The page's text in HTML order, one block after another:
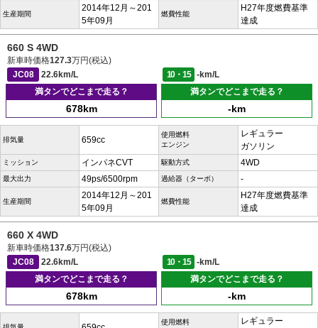
生産期間
2014年12月～201
5年09月
燃費性能
H27年度燃費基準
達成
660 S 4WD
新車時価格127.3万円(税込)
JC08
22.6km/L 10・15
-km/L
満タンでどこまで走る？
678km
満タンでどこまで走る？
-km
排気量 659cc
使用燃料
エンジン
レギュラー
ガソリン
ミッション インパネCVT 駆動方式 4WD
最大出力 49ps/6500rpm 過給器（ターボ） -
生産期間
2014年12月～201
5年09月
燃費性能
H27年度燃費基準
達成
660 X 4WD
新車時価格137.6万円(税込)
JC08
22.6km/L 10・15
-km/L
満タンでどこまで走る？
678km
満タンでどこまで走る？
-km
使用燃料
レギュラー